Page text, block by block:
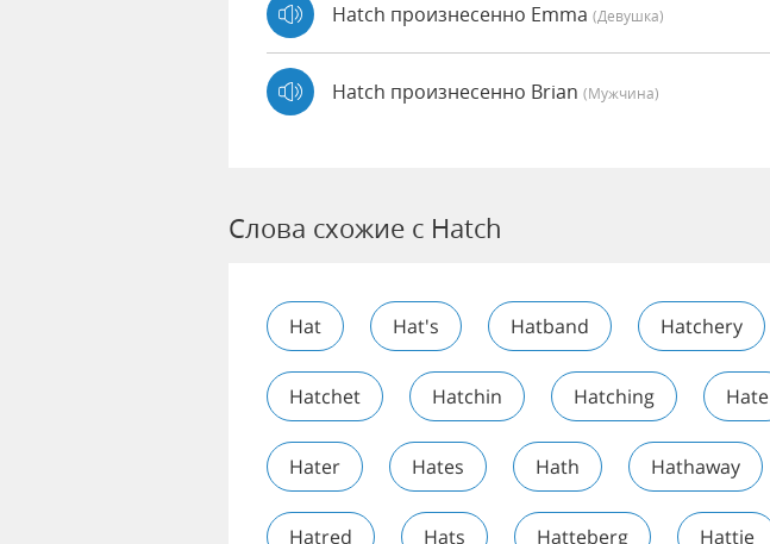
Hatch произнесенно Emma (девушка)
Hatch произнесенно Brian (мужчина)
Слова схожие с Hatch
Hat Hat's Hatband Hatchery
Hatchet Hatchin Hatching Hate
Hater Hates Hath Hathaway
Hatred Hats Hatteberg Hattie